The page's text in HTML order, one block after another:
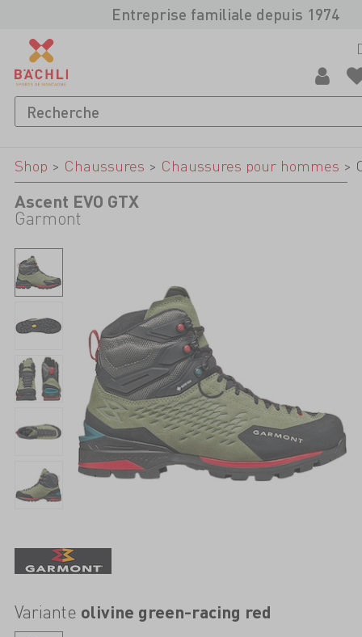
Entreprise familiale depuis 1974
Shop > Chaussures > Chaussures pour hommes >
Ascent EVO GTX
Garmont
Variante olivine green-racing red